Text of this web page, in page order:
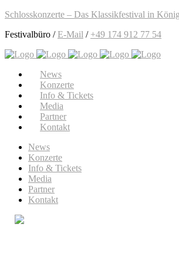
Schlosskonzerte – Das Klassikfestival in
Festivalbüro /E-Mail / +49 174 912 77 54
News
Konzerte
Info & Tickets
Media
Partner
Kontakt
News
Konzerte
Info & Tickets
Media
Partner
Kontakt